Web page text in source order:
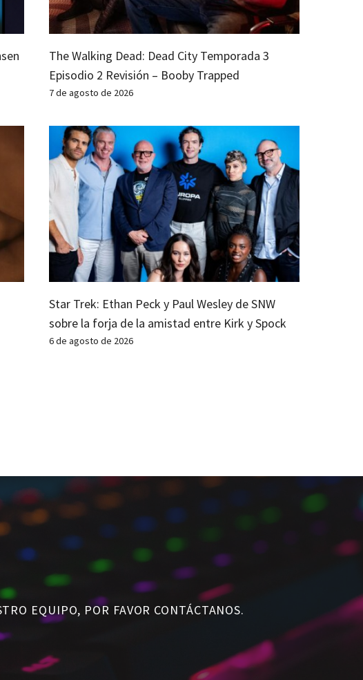
The Walking Dead: Dead City Temporada 3
Episodio 2 Revisión – Booby Trapped
7 de agosto de 2026
Star Trek: Ethan Peck y Paul Wesley de SNW
sobre la forja de la amistad entre Kirk y Spock
6 de agosto de 2026
EQUIPO, POR FAVOR CONTÁCTANOS.